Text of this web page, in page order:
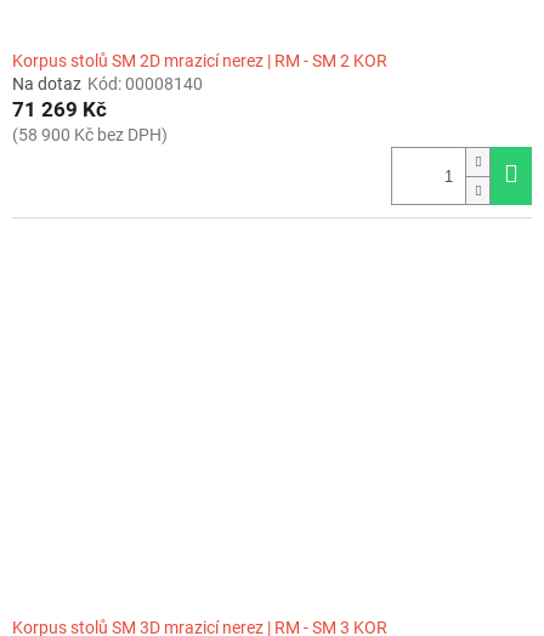
Korpus stolů SM 2D mrazicí nerez | RM - SM 2 KOR
Na dotaz Kód:00008140
71 269 Kč
(58 900 Kč bez DPH)
Korpus stolů SM 3D mrazicí nerez | RM - SM 3 KOR